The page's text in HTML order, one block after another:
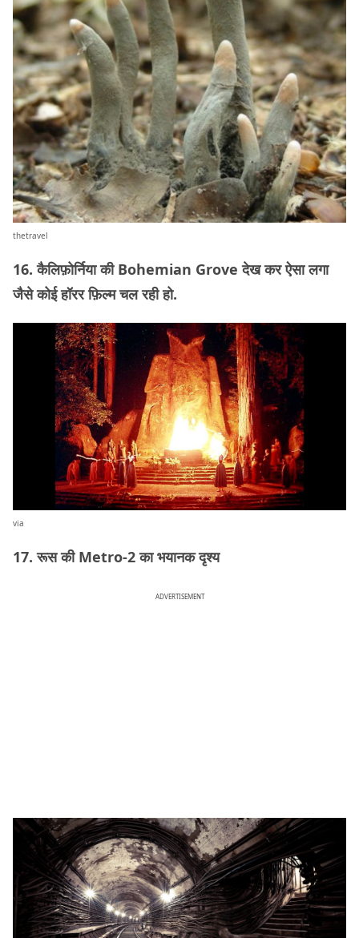
thetravel
16. कैलिफ़ोर्निया की Bohemian Grove देख कर ऐसा लगा
जैसे कोई हॉरर फ़िल्म चल रही हो.
via
17. रूस की Metro-2 का भयानक दृश्य
ADVERTISEMENT